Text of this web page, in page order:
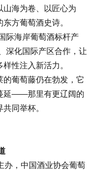
山海为卷、以匠心为
方葡萄酒史诗。
海岸葡萄酒标杆产
深化国际产区合作，让
性注入新活力。
葡萄藤仍在勃发，它
延——那里有更辽阔的
同举杯。
，中国酒业协会葡萄